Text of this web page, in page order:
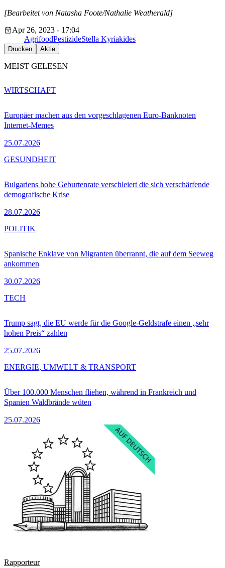
[Bearbeitet von Natasha Foote/Nathalie Weatherald]
Apr 26, 2023 - 17:04
AgrifoodPestizideStella Kyriakides
Drucken Aktie
MEIST GELESEN
Europäer machen aus den vorgeschlagenen Euro-Banknoten
Internet-Memes
25.07.2026
WIRTSCHAFT
Bulgariens hohe Geburtenrate verschleiert die sich verschärfende
demografische Krise
28.07.2026
GESUNDHEIT
Spanische Enklave von Migranten überrannt, die auf dem Seeweg
ankommen
30.07.2026
POLITIK
Trump sagt, die EU werde für die Google-Geldstrafe einen „sehr
hohen Preis“ zahlen
25.07.2026
TECH
Über 100.000 Menschen fliehen, während in Frankreich und
Spanien Waldbrände wüten
25.07.2026
ENERGIE, UMWELT & TRANSPORT
Rapporteur